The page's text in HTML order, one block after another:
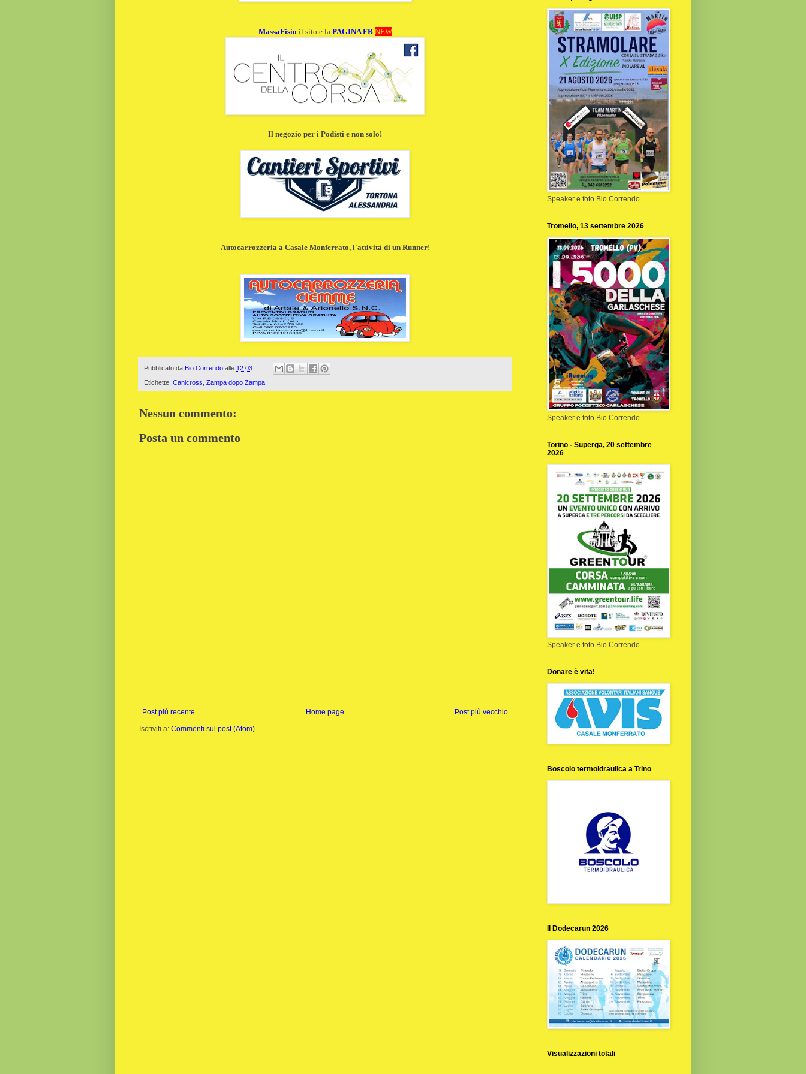
MassaFisio il sito e la PAGINA FB NEW
Il negozio per i Podisti e non solo!
Autocarrozzeria a Casale Monferrato, l'attività di un Runner!
Pubblicato da Bio Correndo alle 12:03
Etichette: Canicross Zampa dopo Zampa
Nessun commento:
Posta un commento
Post più recente Post più vecchio
Home page
Iscriviti a: Commenti sul post (Atom)
Speaker e foto Bio Correndo
Tromello, 13 settembre 2026
Speaker e foto Bio Correndo
Torino - Superga, 20 settembre
2026
Speaker e foto Bio Correndo
Donare è vita!
Boscolo termoidraulica a Trino
Il Dodecarun 2026
Visualizzazioni totali